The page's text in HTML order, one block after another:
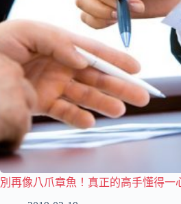
別再像八爪章魚！真正的高手懂得一